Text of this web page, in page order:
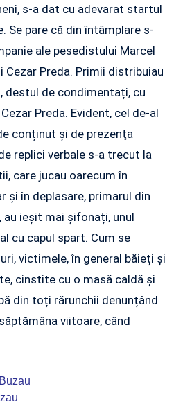
s-a dat cu adevarat startul
Se pare că din întâmplare s-
ale pesedistului Marcel
Cezar Preda. Primii distribuiau
destul de condimentați, cu
Preda. Evident, cel de-al
conținut și de prezenţa
replici verbale s-a trecut la
care jucau oarecum în
şi în deplasare, primarul din
ieșit mai șifonați, unul
cu capul spart. Cum se
victimele, în general băieți și
cinstite cu o masă caldă și
din toți rărunchii denunțând
viitoare, când